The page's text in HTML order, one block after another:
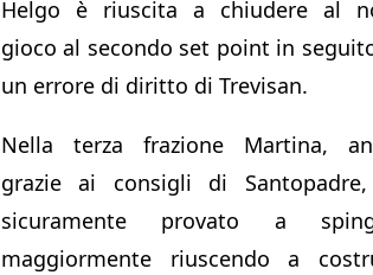
Helgo è riuscita a chiudere al
gioco al secondo set point in
un errore di diritto di Trevisan.
Nella terza frazione Martina,
grazie ai consigli di
sicuramente provato a
maggiormente riuscendo a